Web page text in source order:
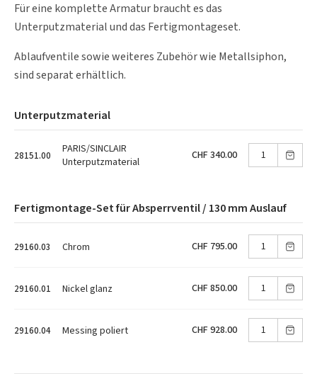
Für eine komplette Armatur braucht es das
Unterputzmaterial und das Fertigmontageset.
Ablaufventile sowie weiteres Zubehör wie Metallsiphon,
sind separat erhältlich.
Unterputzmaterial
28151.00
PARIS/SINCLAIR
Unterputzmaterial
CHF 340.00
Fertigmontage-Set für Absperrventil / 130 mm Auslauf
29160.03 Chrom CHF 795.00
29160.01 Nickel glanz CHF 850.00
29160.04 Messing poliert CHF 928.00